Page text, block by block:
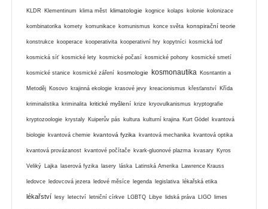
KLDR Klementinum klima měst klimatologie kognice kolaps kolonie kolonizace
kombinatorika komety komunikace komunismus konce světa konspirační teorie
konstrukce kooperace kooperativita kooperativní hry kopytníci kosmická loď
kosmická síť kosmické lety kosmické počasí kosmické pohony kosmické smetí
kosmické stanice kosmické záření kosmologie kosmonautika Kosntantin a
Metoděj Kosovo krajinná ekologie krasové jevy kreacionismus křesťanství Křída
kriminalistika kriminalita kritické myšlení krize kryovulkanismus kryptografie
kryptozoologie krystaly Kuiperův pás kultura kulturní krajina Kurt Gödel kvantová
biologie kvantová chemie kvantová fyzika kvantová mechanika kvantová optika
kvantová provázanost kvantové počítače kvark-gluonové plazma kvasary Kyros
Veliký Lajka laserová fyzika lasery láska Latinská Amerika Lawrence Krauss
ledovce ledovcová jezera ledové měsíce legenda legislativa lékařská etika
lékařství lesy letectví letniční církve LGBTQ Libye lidská práva LIGO limes